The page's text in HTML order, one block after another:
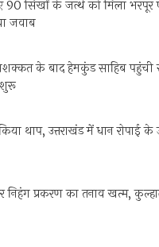
सिखों के जत्थे को मिला भरपूर
जवाब
के बाद हेमकुंड साहिब
शुरू
थाप, उत्तराखंड में धान रोपाई
निहंग प्रकरण का तनाव खत्म,